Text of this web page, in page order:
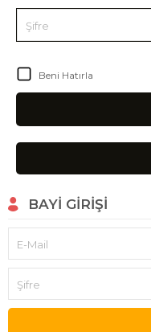
Şifre
Beni Hatırla
BAYI GIRIŞI
E-Mail
Şifre